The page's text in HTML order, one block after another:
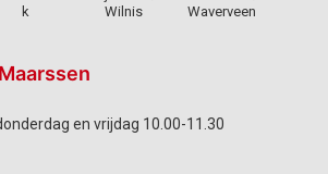
k
Wilnis
Waverveen
en vrijdag 10.00-11.30